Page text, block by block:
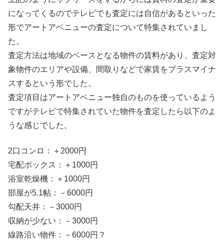
になってくるのでテレビでも査定には自信があるといった
形でアートアベニューの査定について特集されていまし
た。
査定方法は地域のベースとなる物件の賃料があり、査定対
象物件のエリアや設備、間取りなどで家賃をプラスマイナ
スするという形でした。
査定項目はアートアベニュー独自のものを使っているよう
ですがテレビで特集されていた物件を査定したら以下のよ
うな感じでした。
2口コンロ：＋2000円
宅配ボックス：＋1000円
浴室乾燥機：＋1000円
部屋が5.1帖：－6000円
勾配天井：－3000円
収納が少ない：－3000円
線路沿い物件：－6000円？